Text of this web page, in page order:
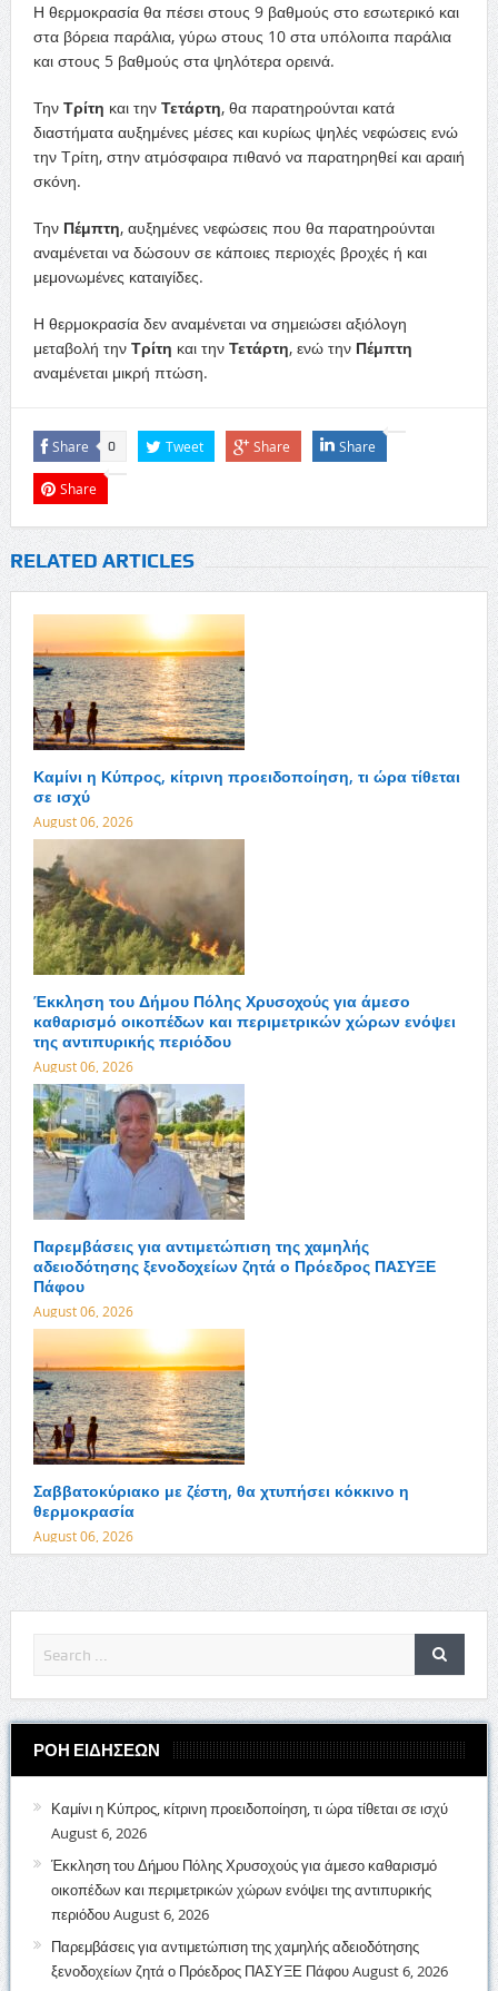
Η θερμοκρασία θα πέσει στους 9 βαθμούς στο εσωτερικό και
στα βόρεια παράλια, γύρω στους 10 στα υπόλοιπα παράλια
και στους 5 βαθμούς στα ψηλότερα ορεινά.
Την Τρίτη και την Τετάρτη, θα παρατηρούνται κατά
διαστήματα αυξημένες μέσες και κυρίως ψηλές νεφώσεις ενώ
την Τρίτη, στην ατμόσφαιρα πιθανό να παρατηρηθεί και αραιή
σκόνη.
Την Πέμπτη, αυξημένες νεφώσεις που θα παρατηρούνται
αναμένεται να δώσουν σε κάποιες περιοχές βροχές ή και
μεμονωμένες καταιγίδες.
Η θερμοκρασία δεν αναμένεται να σημειώσει αξιόλογη
μεταβολή την Τρίτη και την Τετάρτη, ενώ την Πέμπτη
αναμένεται μικρή πτώση.
Share 0 Tweet Share Share
Share
RELATED ARTICLES
Καμίνι η Κύπρος, κίτρινη προειδοποίηση, τι ώρα τίθεται
σε ισχύ
August 06, 2026
Έκκληση του Δήμου Πόλης Χρυσοχούς για άμεσο
καθαρισμό οικοπέδων και περιμετρικών χώρων ενόψει
της αντιπυρικής περιόδου
August 06, 2026
Παρεμβάσεις για αντιμετώπιση της χαμηλής
αδειοδότησης ξενοδοχείων ζητά ο Πρόεδρος ΠΑΣΥΞΕ
Πάφου
August 06, 2026
Σαββατοκύριακο με ζέστη, θα χτυπήσει κόκκινο η
θερμοκρασία
August 06, 2026
ΡΟΗ ΕΙΔΗΣΕΩΝ
Καμίνι η Κύπρος, κίτρινη προειδοποίηση, τι ώρα τίθεται σε ισχύ
August 6, 2026
Έκκληση του Δήμου Πόλης Χρυσοχούς για άμεσο καθαρισμό
οικοπέδων και περιμετρικών χώρων ενόψει της αντιπυρικής
περιόδουAugust 6, 2026
Παρεμβάσεις για αντιμετώπιση της χαμηλής αδειοδότησης
ξενοδοχείων ζητά ο Πρόεδρος ΠΑΣΥΞΕ ΠάφουAugust 6, 2026